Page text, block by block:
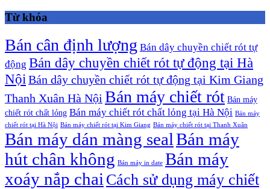
Từ khóa
Bán cân định lượng Bán dây chuyền chiết rót tự
động Bán dây chuyền chiết rót tự động tại Hà
Nội Bán dây chuyền chiết rót tự động tại Kim Giang
Thanh Xuân Hà Nội Bán máy chiết rót Bán máy
chiết rót chất lỏng Bán máy chiết rót chất lỏng tại Hà Nội Bán máy
chiết rót tại Hà Nội Bán máy chiết rót tại Kim Giang Bán máy chiết rót tại Thanh Xuân
Bán máy dán màng sealBán máy
hút chân không Bán máy in date Bán máy
xoáy nắp chai Cách sử dụng máy chiết